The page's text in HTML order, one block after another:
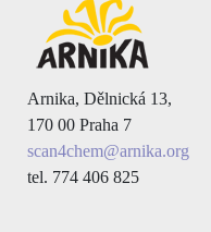
Arnika, Dělnická 13,
170 00 Praha 7
scan4chem@arnika.org
tel. 774 406 825